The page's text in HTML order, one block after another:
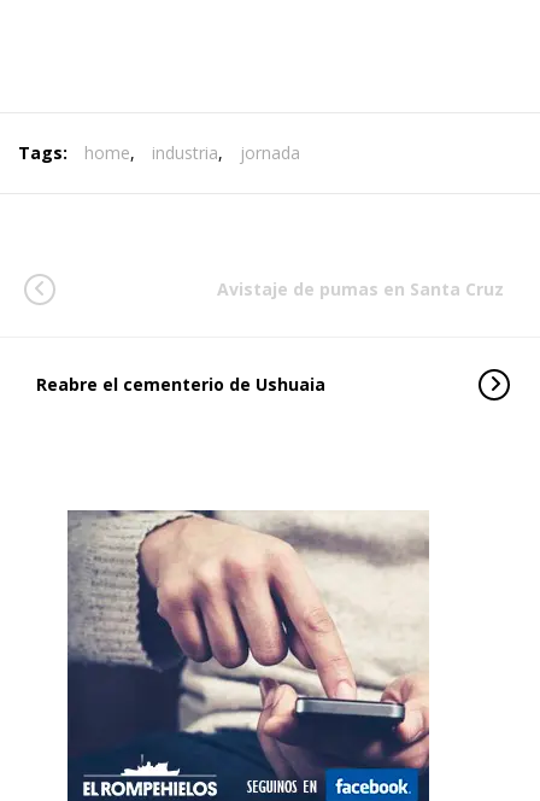
Tags: home, industria, jornada
Avistaje de pumas en Santa Cruz
Reabre el cementerio de Ushuaia